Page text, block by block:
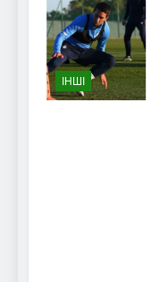
ІНШІ